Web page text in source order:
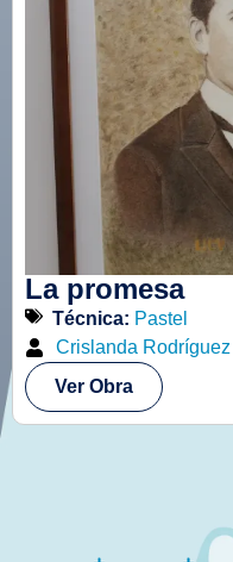
La promesa
Técnica: Pastel
Crislanda Rodríguez
Ver Obra